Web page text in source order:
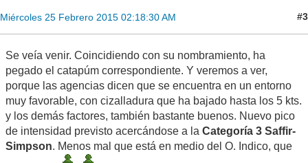
Miércoles 25 Febrero 2015 02:18:30 AM #3
Se veía venir. Coincidiendo con su nombramiento, ha
pegado el catapúm correspondiente. Y veremos a ver,
porque las agencias dicen que se encuentra en un entorno
muy favorable, con cizalladura que ha bajado hasta los 5 kts.
y los demás factores, también bastante buenos. Nuevo pico
de intensidad previsto acercándose a la Categoría 3 Saffir-
Simpson. Menos mal que está en medio del O. Indico, que